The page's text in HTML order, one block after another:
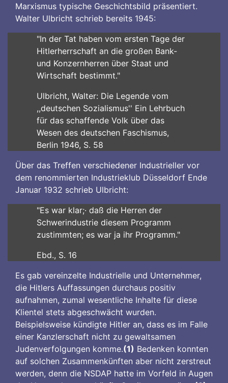
Marxismus typische Geschichtsbild präsentiert.
Walter Ulbricht schrieb bereits 1945:
"In der Tat haben vom ersten Tage der
Hitlerherrschaft an die großen Bank-
und Konzernherren über Staat und
Wirtschaft bestimmt."
Ulbricht, Walter: Die Legende vom
,,deutschen Sozialismus'' Ein Lehrbuch
für das schaffende Volk über das
Wesen des deutschen Faschismus,
Berlin 1946, S. 58
Über das Treffen verschiedener Industrieller vor
dem renommierten Industrieklub Düsseldorf Ende
Januar 1932 schrieb Ulbricht:
"Es war klar;· daß die Herren der
Schwerindustrie diesem Programm
zustimmten; es war ja ihr Programm."
Ebd., S. 16
Es gab vereinzelte Industrielle und Unternehmer,
die Hitlers Auffassungen durchaus positiv
aufnahmen, zumal wesentliche Inhalte für diese
Klientel stets abgeschwächt wurden.
Beispielsweise kündigte Hitler an, dass es im Falle
einer Kanzlerschaft nicht zu gewaltsamen
Judenverfolgungen komme.(1) Bedenken konnten
auf solchen Zusammenkünften aber nicht zerstreut
werden, denn die NSDAP hatte im Vorfeld in Augen